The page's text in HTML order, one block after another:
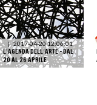
| 2017-04-20 12:06:01
L’AGENDA DELL’ARTE – DAL
20 AL 26 APRILE